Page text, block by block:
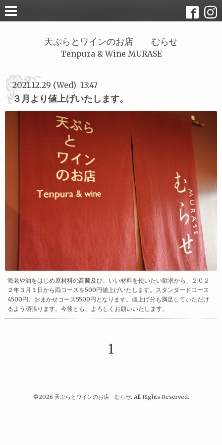
天ぷらとワインのお店 むらせ
Tenpura & Wine MURASE
2021.12.29 (Wed) 13:47
３月より値上げいたします。
海老や油をはじめ原材料の高騰及び、いい材料を使いたい欲求から、２０２
２年３月１日から両コースを500円値上げいたします。スタンダードコース
4500円、おまかせコース5500円となります。値上げ分も満足していただけ
るよう頑張ります。今後とも、よろしくお願いいたします。
1
©2026 天ぷらとワインのお店 むらせ. All Rights Reserved.